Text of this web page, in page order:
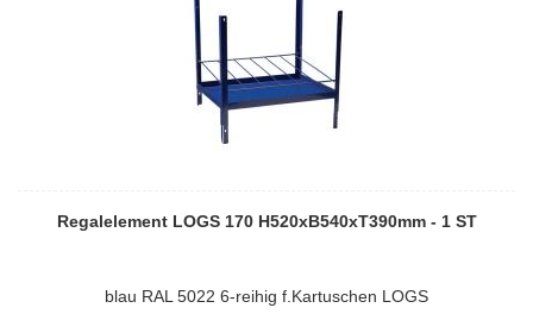
Regalelement LOGS 170 H520xB540xT390mm - 1 ST
blau RAL 5022 6-reihig f.Kartuschen LOGS